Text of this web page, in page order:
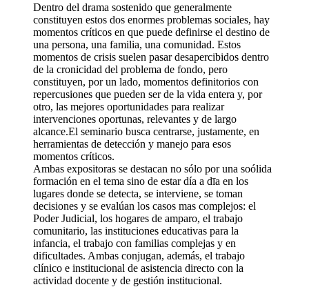
Dentro del drama sostenido que generalmente
constituyen estos dos enormes problemas sociales, hay
momentos críticos en que puede definirse el destino de
una persona, una familia, una comunidad. Estos
momentos de crisis suelen pasar desapercibidos dentro
de la cronicidad del problema de fondo, pero
constituyen, por un lado, momentos definitorios con
repercusiones que pueden ser de la vida entera y, por
otro, las mejores oportunidades para realizar
intervenciones oportunas, relevantes y de largo
alcance.El seminario busca centrarse, justamente, en
herramientas de detección y manejo para esos
momentos críticos.
Ambas expositoras se destacan no sólo por una soólida
formación en el tema sino de estar día a dīa en los
lugares donde se detecta, se interviene, se toman
decisiones y se evalúan los casos mas complejos: el
Poder Judicial, los hogares de amparo, el trabajo
comunitario, las instituciones educativas para la
infancia, el trabajo con familias complejas y en
dificultades. Ambas conjugan, además, el trabajo
clínico e institucional de asistencia directo con la
actividad docente y de gestión institucional.